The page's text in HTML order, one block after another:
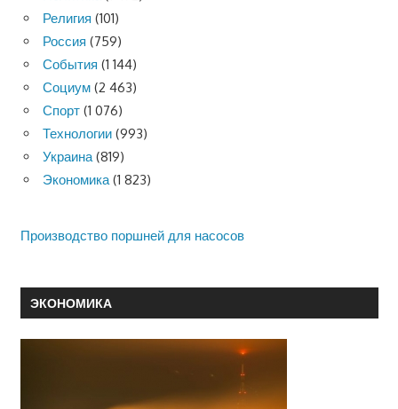
Религия (101)
Россия (759)
События (1 144)
Социум (2 463)
Спорт (1 076)
Технологии (993)
Украина (819)
Экономика (1 823)
Производство поршней для насосов
ЭКОНОМИКА